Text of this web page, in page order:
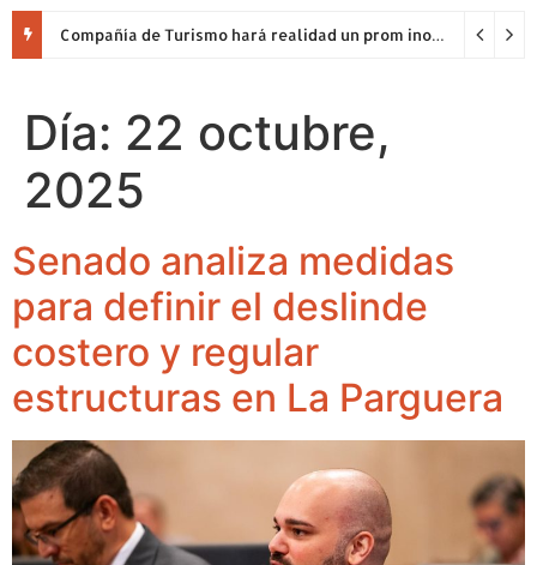
Compañía de Turismo hará realidad un prom inolvidable junto a Jowell para estudiantes de la Escuela Gabriela Mistral
Día: 22 octubre,
2025
Senado analiza medidas
para definir el deslinde
costero y regular
estructuras en La Parguera